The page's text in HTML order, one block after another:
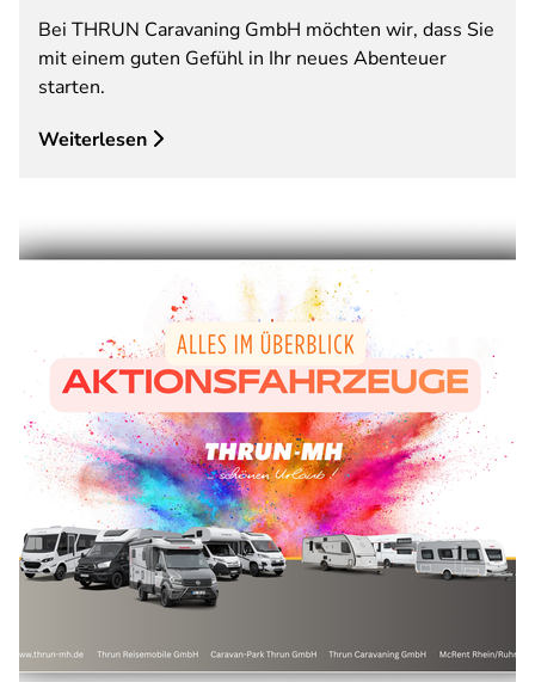
Bei THRUN Caravaning GmbH möchten wir, dass Sie
mit einem guten Gefühl in Ihr neues Abenteuer
starten.
Weiterlesen